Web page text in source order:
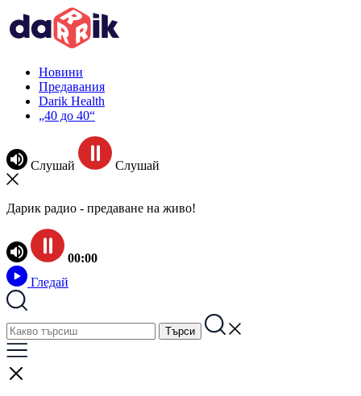
Новини
Предавания
Darik Health
„40 до 40“
Слушай Слушай
Дарик радио - предаване на живо!
00:00
Гледай